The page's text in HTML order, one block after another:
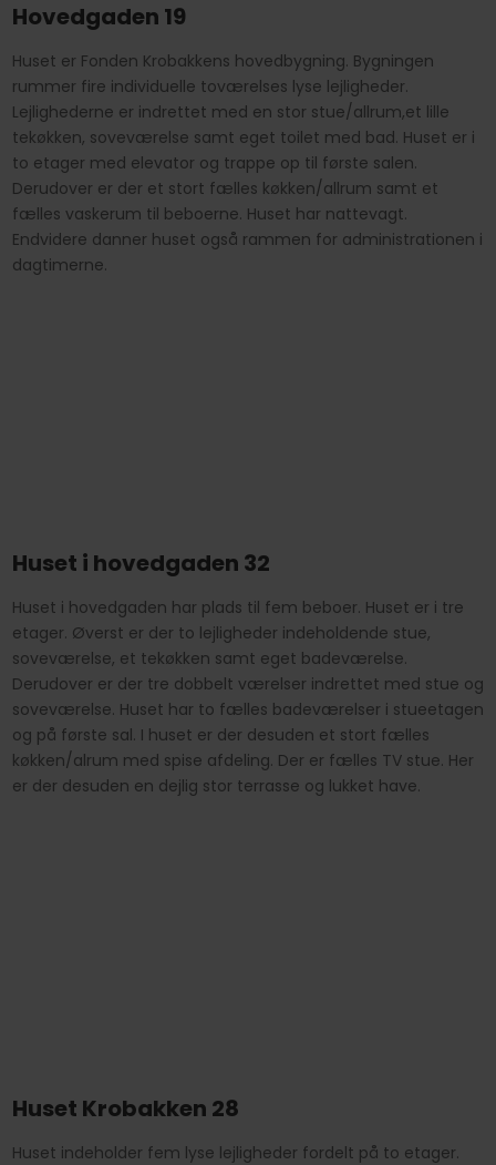
​Hovedgaden 19
Huset er Fonden Krobakkens hovedbygning. Bygningen
rummer fire individuelle toværelses lyse lejligheder.
Lejlighederne er indrettet med en stor stue/allrum,et lille
tekøkken, soveværelse samt eget toilet med bad. Huset er i
to etager med elevator og trappe op til første salen.
Derudover er der et stort fælles køkken/allrum samt et
fælles vaskerum til beboerne. Huset har nattevagt.
Endvidere danner huset også rammen for administrationen i
dagtimerne.
​Huset i hovedgaden 32
Huset i hovedgaden har plads til fem beboer. Huset er i tre
etager. Øverst er der to lejligheder indeholdende stue,
soveværelse, et tekøkken samt eget badeværelse.
Derudover er der tre dobbelt værelser indrettet med stue og
soveværelse. Huset har to fælles badeværelser i stueetagen
og på første sal. I huset er der desuden et stort fælles
køkken/alrum med spise afdeling. Der er fælles TV stue. Her
er der desuden en dejlig stor terrasse og lukket have.
Huset Krobakken 28
Huset indeholder fem lyse lejligheder fordelt på to etager.